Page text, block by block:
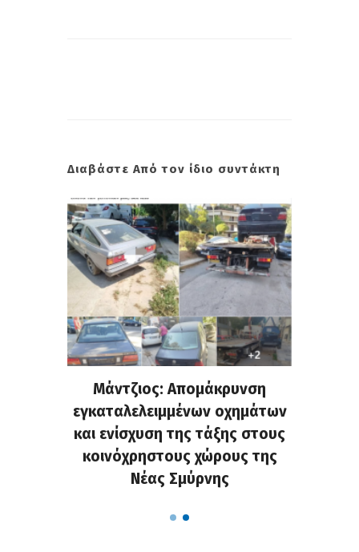
Διαβάστε Από τον ίδιο συντάκτη
Μάντζιος: Απομάκρυνση
εγκαταλελειμμένων οχημάτων
και ενίσχυση της τάξης στους
κοινόχρηστους χώρους της
Νέας Σμύρνης